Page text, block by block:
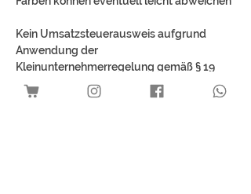
Kein Umsatzsteuerausweis aufgrund
Anwendung der
Kleinunternehmerregelung gemäß § 19
UStG.